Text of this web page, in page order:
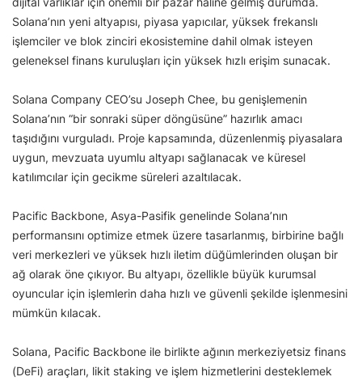
Solana’nın yeni altyapısı, piyasa yapıcılar, yüksek frekanslı
işlemciler ve blok zinciri ekosistemine dahil olmak isteyen
geleneksel finans kuruluşları için yüksek hızlı erişim sunacak.
Solana Company CEO’su Joseph Chee, bu genişlemenin
Solana’nın “bir sonraki süper döngüsüne” hazırlık amacı
taşıdığını vurguladı. Proje kapsamında, düzenlenmiş piyasalara
uygun, mevzuata uyumlu altyapı sağlanacak ve küresel
katılımcılar için gecikme süreleri azaltılacak.
Pacific Backbone, Asya-Pasifik genelinde Solana’nın
performansını optimize etmek üzere tasarlanmış, birbirine bağlı
veri merkezleri ve yüksek hızlı iletim düğümlerinden oluşan bir
ağ olarak öne çıkıyor. Bu altyapı, özellikle büyük kurumsal
oyuncular için işlemlerin daha hızlı ve güvenli şekilde işlenmesini
mümkün kılacak.
Solana, Pacific Backbone ile birlikte ağının merkeziyetsiz finans
(DeFi) araçları, likit staking ve işlem hizmetlerini desteklemek